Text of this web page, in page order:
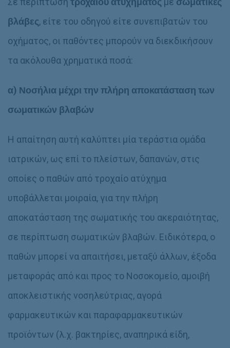
βλάβες, είτε του οδηγού είτε συνεπιβατών του
οχήματος, οι παθόντες μπορούν να διεκδικήσουν
τα ακόλουθα χρηματικά ποσά:
α) Νοσήλια μέχρι την πλήρη αποκατάσταση των
σωματικών βλαβών
Η απαίτηση αυτή καλύπτει μία τεράστια ομάδα
ιατρικών, ως επί το πλείστων, δαπανών, στις
οποίες ο παθών από τροχαίο ατύχημα
υποβάλλεται μοιραία, για την πλήρη
αποκατάσταση της σωματικής του ακεραιότητας,
σε περίπτωση σωματικών βλαβών. Ειδικότερα, ο
παθών μπορεί να απαιτήσει, μεταξύ άλλων, έξοδα
μεταφοράς από και προς το Νοσοκομείο, αμοιβή
αποκλειστικής νοσηλεύτριας, αγορά
φαρμακευτικών και παραφαρμακευτικών
προϊόντων (λ.χ. βακτηρίες, αναπηρικά είδη,